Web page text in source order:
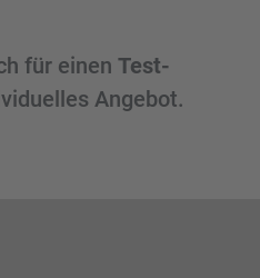
für einen Test-
Angebot.